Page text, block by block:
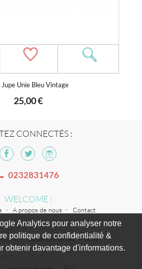
Analytics pour analyser notre
politique de confidentialité &
obtenir davantage d'informations.
Jupe Unie Bleu Vintage
25,00 €
CONNECTÉS :
0232831476
WELCOME :
A propos de nous Contact
DE TILT VINTAGE :
Guide des tailles Jobs